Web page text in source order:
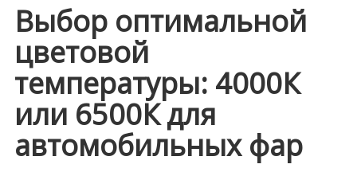
Выбор оптимальной
цветовой
температуры: 4000К
или 6500К для
автомобильных фар